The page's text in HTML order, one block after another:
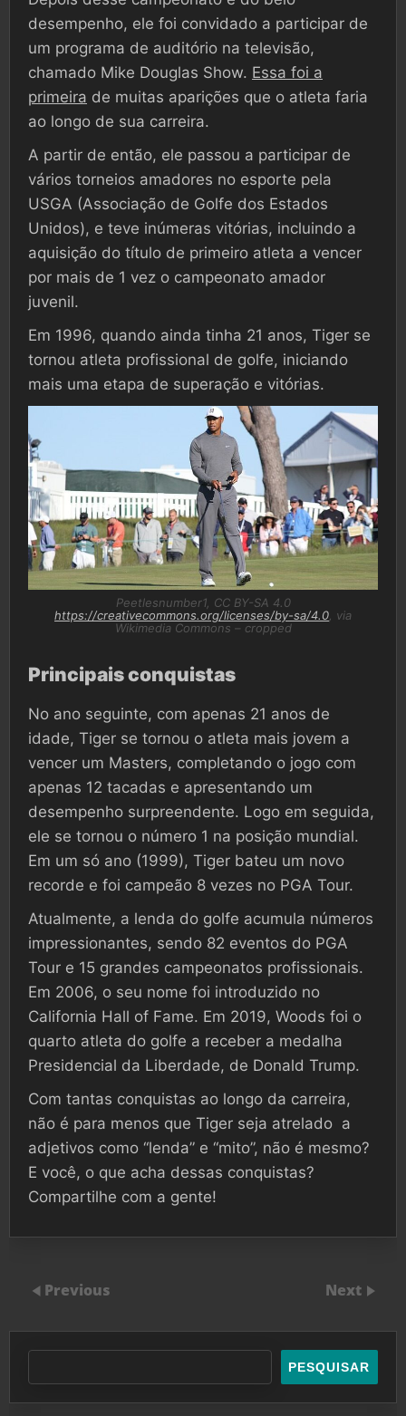
desempenho, ele foi convidado a participar de
um programa de auditório na televisão,
chamado Mike Douglas Show. Essa foi a
primeira de muitas aparições que o atleta faria
ao longo de sua carreira.
A partir de então, ele passou a participar de
vários torneios amadores no esporte pela
USGA (Associação de Golfe dos Estados
Unidos), e teve inúmeras vitórias, incluindo a
aquisição do título de primeiro atleta a vencer
por mais de 1 vez o campeonato amador
juvenil.
Em 1996, quando ainda tinha 21 anos, Tiger se
tornou atleta profissional de golfe, iniciando
mais uma etapa de superação e vitórias.
Peetlesnumber1, CC BY-SA 4.0
https://creativecommons.org/licenses/by-sa/4.0, via
Wikimedia Commons – cropped
Principais conquistas
No ano seguinte, com apenas 21 anos de
idade, Tiger se tornou o atleta mais jovem a
vencer um Masters, completando o jogo com
apenas 12 tacadas e apresentando um
desempenho surpreendente. Logo em seguida,
ele se tornou o número 1 na posição mundial.
Em um só ano (1999), Tiger bateu um novo
recorde e foi campeão 8 vezes no PGA Tour.
Atualmente, a lenda do golfe acumula números
impressionantes, sendo 82 eventos do PGA
Tour e 15 grandes campeonatos profissionais.
Em 2006, o seu nome foi introduzido no
California Hall of Fame. Em 2019, Woods foi o
quarto atleta do golfe a receber a medalha
Presidencial da Liberdade, de Donald Trump.
Com tantas conquistas ao longo da carreira,
não é para menos que Tiger seja atrelado a
adjetivos como “lenda” e “mito”, não é mesmo?
E você, o que acha dessas conquistas?
Compartilhe com a gente!
Previous Next
PESQUISAR